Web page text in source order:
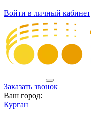
Войти в личный кабинет
Заказать звонок
Ваш город:
Курган